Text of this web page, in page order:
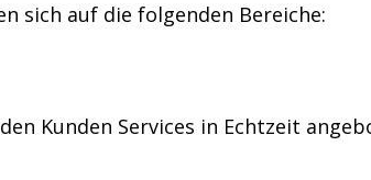
sich auf die folgenden Bereiche:
Kunden Services in Echtzeit